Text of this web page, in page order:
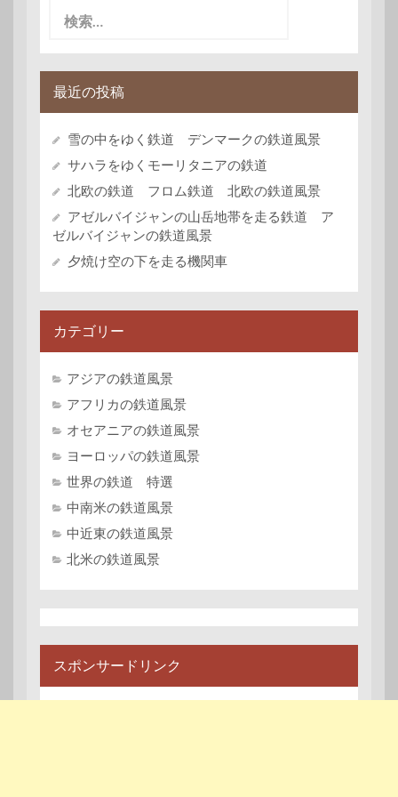
最近の投稿
雪の中をゆく鉄道 デンマークの鉄道風景
サハラをゆくモーリタニアの鉄道
北欧の鉄道 フロム鉄道 北欧の鉄道風景
アゼルバイジャンの山岳地帯を走る鉄道 ア
ゼルバイジャンの鉄道風景
夕焼け空の下を走る機関車
カテゴリー
アジアの鉄道風景
アフリカの鉄道風景
オセアニアの鉄道風景
ヨーロッパの鉄道風景
世界の鉄道 特選
中南米の鉄道風景
中近東の鉄道風景
北米の鉄道風景
スポンサードリンク